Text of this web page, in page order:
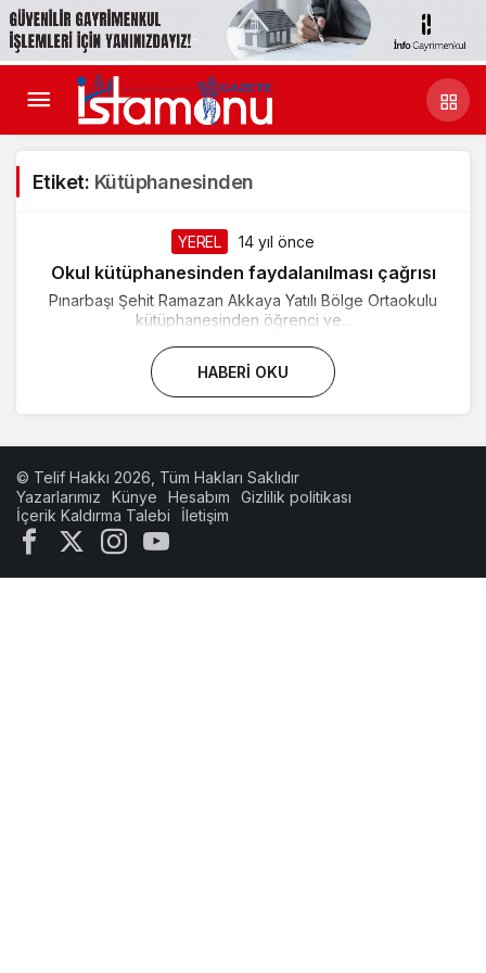
Etiket: Kütüphanesinden
YEREL 14 yıl önce
Okul kütüphanesinden faydalanılması çağrısı
Pınarbaşı Şehit Ramazan Akkaya Yatılı Bölge Ortaokulu
kütüphanesinden öğrenci ve...
HABERI OKU
© Telif Hakkı 2026, Tüm Hakları Saklıdır
Yazarlarımız
Künye Hesabım
Gizlilik politikası
İçerik Kaldırma Talebi
İletişim